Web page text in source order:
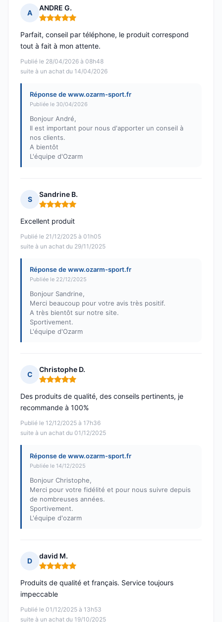
A
ANDRE G.
Note : 5 sur 5
Publié le 28/04/2026 à 08h48
suite à un achat du 14/04/2026
Parfait, conseil par téléphone, le produit correspond
tout à fait à mon attente.
Réponse de www.ozarm-sport.fr
Publiée le 30/04/2026
Bonjour André,
Il est important pour nous d'apporter un conseil à
nos clients.
A bientôt
L'équipe d'Ozarm
S
Sandrine B.
Note : 5 sur 5
Publié le 21/12/2025 à 01h05
suite à un achat du 29/11/2025
Excellent produit
Réponse de www.ozarm-sport.fr
Publiée le 22/12/2025
Bonjour Sandrine,
Merci beaucoup pour votre avis très positif.
A très bientôt sur notre site.
Sportivement.
L'équipe d'Ozarm
C
Christophe D.
Note : 5 sur 5
Publié le 12/12/2025 à 17h36
suite à un achat du 01/12/2025
Des produits de qualité, des conseils pertinents, je
recommande à 100%
Réponse de www.ozarm-sport.fr
Publiée le 14/12/2025
Bonjour Christophe,
Merci pour votre fidélité et pour nous suivre depuis
de nombreuses années.
Sportivement.
L'équipe d'ozarm
D
david M.
Note : 5 sur 5
Publié le 01/12/2025 à 13h53
suite à un achat du 19/10/2025
Produits de qualité et français. Service toujours
impeccable